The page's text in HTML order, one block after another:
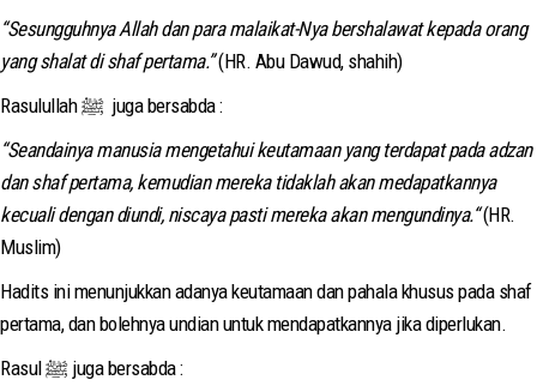
“Sesungguhnya Allah dan para malaikat-Nya bershalawat kepada orang
yang shalat di shaf pertama.”(HR. Abu Dawud, shahih)
Rasulullah ﷺ juga bersabda :
“Seandainya manusia mengetahui keutamaan yang terdapat pada adzan
dan shaf pertama, kemudian mereka tidaklah akan medapatkannya
kecuali dengan diundi, niscaya pasti mereka akan mengundinya.“(HR.
Muslim)
Hadits ini menunjukkan adanya keutamaan dan pahala khusus pada shaf
pertama, dan bolehnya undian untuk mendapatkannya jika diperlukan.
Rasul ﷺ juga bersabda :